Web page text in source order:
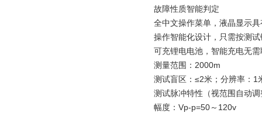
故障性质智能判定
全中文操作菜单，液晶显示
操作智能化设计，只需按测
可充锂电电池，智能充电无需
测量范围：2000m
测试盲区：≤2米；分辨率：1
测试脉冲特性（视范围自动
幅度：Vp-p=50～120v